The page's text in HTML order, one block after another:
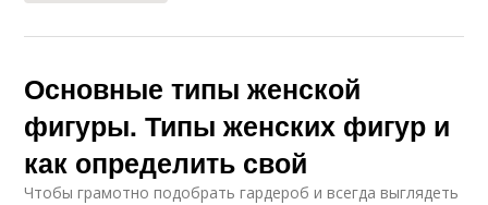
Основные типы женской
фигуры. Типы женских фигур и
как определить свой
Чтобы грамотно подобрать гардероб и всегда выглядеть